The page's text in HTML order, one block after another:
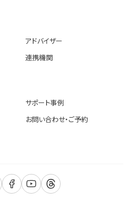
アドバイザー
連携機関
サポート事例
お問い合わせ・ご予約